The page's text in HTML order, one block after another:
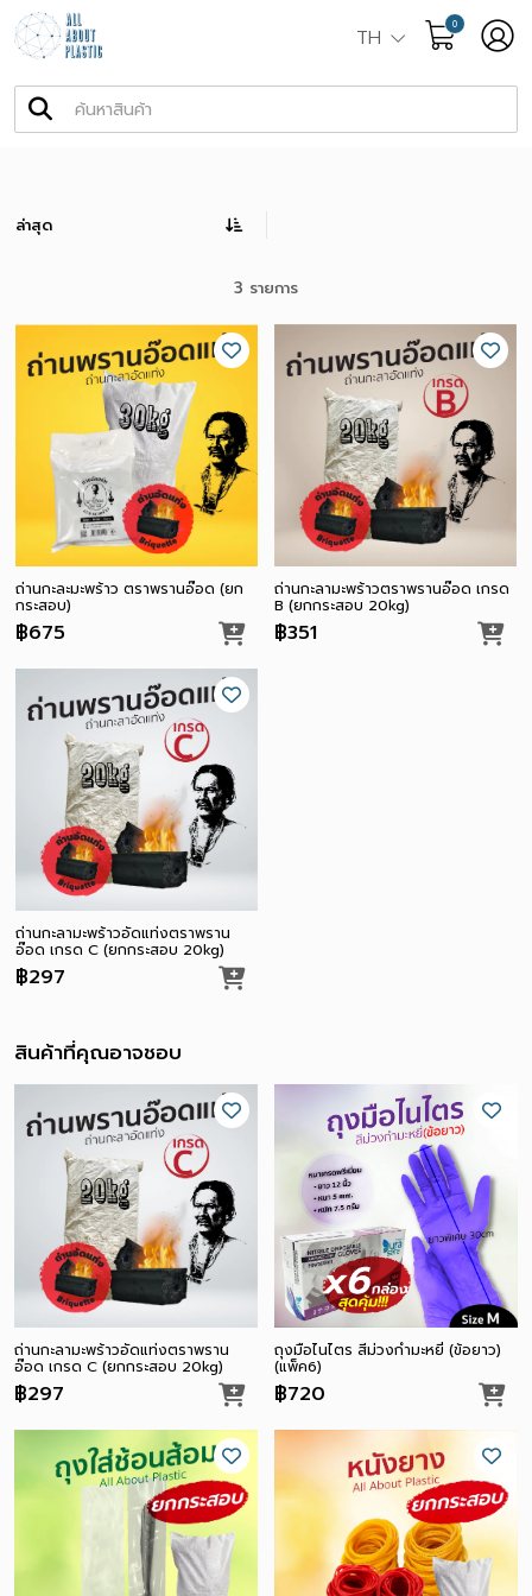
TH 0
ล่าสุด
3 รายการ
ถ่านกะละมะพร้าว ตราพรานอ๊อด (ยก
กระสอบ)
฿675
ถ่านกะลามะพร้าวตราพรานอ๊อด เกรด
B (ยกกระสอบ 20kg)
฿351
ถ่านกะลามะพร้าวอัดแท่งตราพราน
อ๊อด เกรด C (ยกกระสอบ 20kg)
฿297
สินค้าที่คุณอาจชอบ
ถ่านกะลามะพร้าวอัดแท่งตราพราน
อ๊อด เกรด C (ยกกระสอบ 20kg)
฿297
ถุงมือไนไตร สีม่วงกำมะหยี่ (ข้อยาว)
(แพ็ค6)
฿720